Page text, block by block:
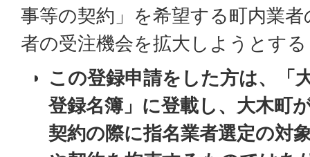
事等の契約」を希望する町内業
者の受注機会を拡大しようとす
この登録申請をした方は、「
登録名簿」に登載し、大木町
契約の際に指名業者選定の対